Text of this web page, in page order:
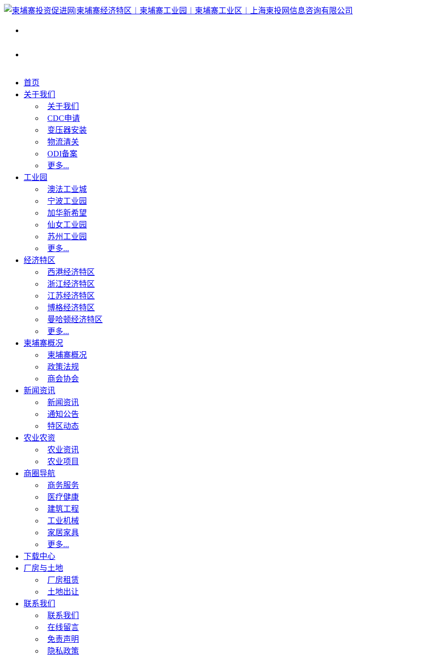
首页
关于我们
关于我们
CDC申请
变压器安装
物流清关
ODI备案
更多...
工业园
澳法工业城
宁波工业园
加华新希望
仙女工业园
苏州工业园
更多...
经济特区
西港经济特区
浙江经济特区
江苏经济特区
博格经济特区
曼哈顿经济特区
更多...
柬埔寨概况
柬埔寨概况
政策法规
商会协会
新闻资讯
新闻资讯
通知公告
特区动态
农业农资
农业资讯
农业项目
商圈导航
商务服务
医疗健康
建筑工程
工业机械
家居家具
更多...
下载中心
厂房与土地
厂房租赁
土地出让
联系我们
联系我们
在线留言
免责声明
隐私政策